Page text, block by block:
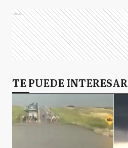
Ads
TE PUEDE INTERESAR